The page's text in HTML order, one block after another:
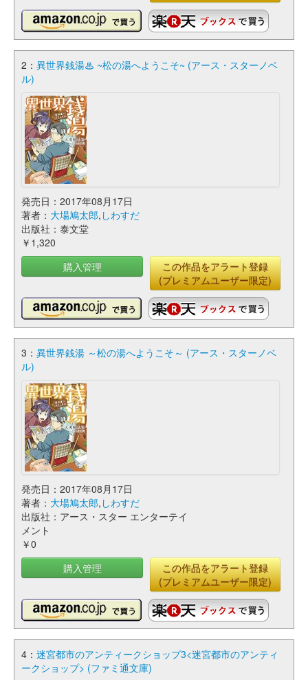
2： 異世界銭湯♨ ~松の湯へようこそ~ (アース・スターノベ
ル)
発売日：2017年08月17日
著者： 大場鳩太郎, しわすだ
出版社：泰文堂
￥1,320
購入管理
この作品をアラート登録
(プレミアムユーザー限定)
3： 異世界銭湯 ～松の湯へようこそ～ (アース・スターノベ
ル)
発売日：2017年08月17日
著者： 大場鳩太郎, しわすだ
出版社：アース・スター エンターテイ
メント
￥0
購入管理
この作品をアラート登録
(プレミアムユーザー限定)
4： 迷宮都市のアンティークショップ3<迷宮都市のアンティ
ークショップ> (ファミ通文庫)